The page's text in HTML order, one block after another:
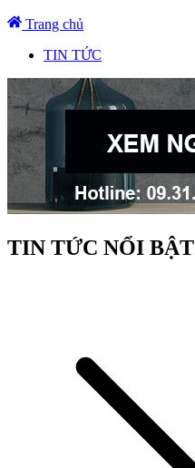
Trang chủ
TIN TỨC
TIN TỨC NỔI BẬT